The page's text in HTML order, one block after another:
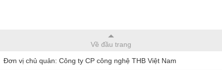
Về đầu trang
Đơn vị chủ quản: Công ty CP công nghệ THB Việt Nam